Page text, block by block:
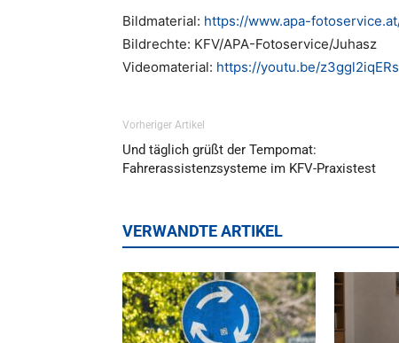
Bildmaterial: https://www.apa-
Bildrechte: KFV/APA-Fotoservice/Juhasz
Videomaterial: https://youtu.be/z3ggl2iqERs
Vorheriger Artikel
Und täglich grüßt der Tempomat:
Fahrerassistenzsysteme im KFV-Praxistest
VERWANDTE ARTIKEL